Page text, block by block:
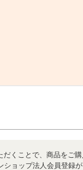
だくことで、商品をご
ショップ法人会員登録